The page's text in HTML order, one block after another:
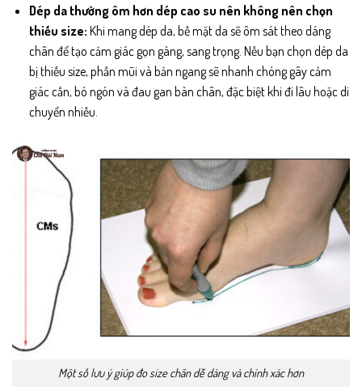
Dép da thường ôm hơn dép cao su nên không nên chọn
thiếu size: Khi mang dép da, bề mặt da sẽ ôm sát theo dáng
chân để tạo cảm giác gọn gàng, sang trọng. Nếu bạn chọn dép da
bị thiếu size, phần mũi và bản ngang sẽ nhanh chóng gây cảm
giác cấn, bó ngón và đau gan bàn chân, đặc biệt khi đi lâu hoặc di
chuyển nhiều.
Một số lưu ý giúp đo size chân dễ dàng và chính xác hơn